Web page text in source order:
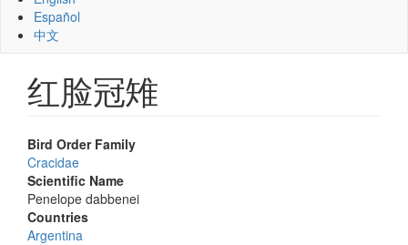
Español
中文
红脸冠雉
Bird Order Family
Cracidae
Scientific Name
Penelope dabbenei
Countries
Argentina